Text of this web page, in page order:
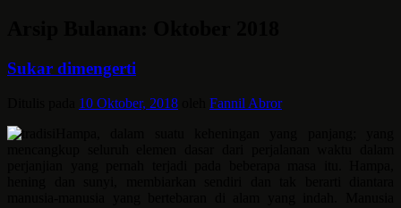
Sukar dimengerti
10 Oktober, 2018
Fannil Abror